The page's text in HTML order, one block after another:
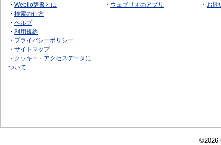
・ Weblio辞書とは
・ 検索の仕方
・ ヘルプ
・ 利用規約
・ プライバシーポリシー
・ サイトマップ
・ クッキー・アクセスデータに
ついて
・ ウェブリオのアプリ
・ お問
©2026